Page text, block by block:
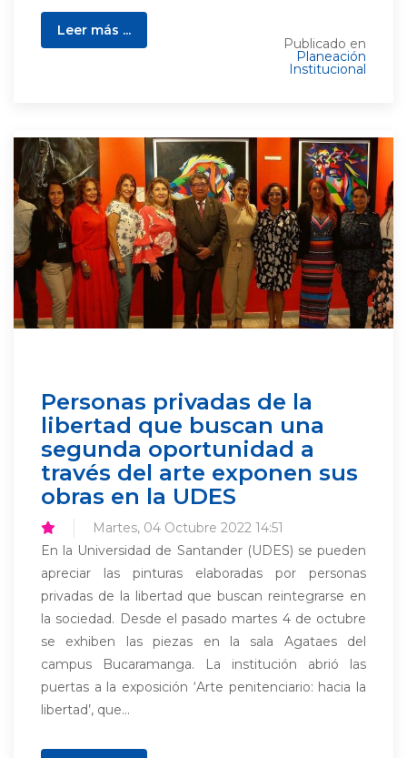
Leer más ...
Publicado en
Planeación
Institucional
Personas privadas de la
libertad que buscan una
segunda oportunidad a
través del arte exponen sus
obras en la UDES
Martes, 04 Octubre 2022 14:51
En la Universidad de Santander (UDES) se pueden
apreciar las pinturas elaboradas por personas
privadas de la libertad que buscan reintegrarse en
la sociedad. Desde el pasado martes 4 de octubre
se exhiben las piezas en la sala Agataes del
campus Bucaramanga. La institución abrió las
puertas a la exposición ‘Arte penitenciario: hacia la
libertad’, que...